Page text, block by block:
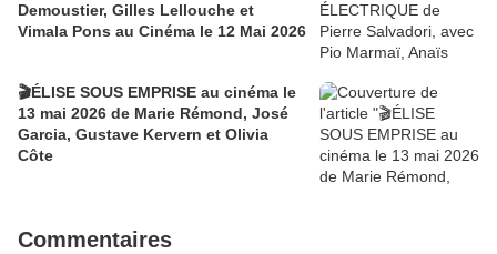
Demoustier, Gilles Lellouche et
Vimala Pons au Cinéma le 12 Mai 2026
🎬ÉLISE SOUS EMPRISE au cinéma le
13 mai 2026 de Marie Rémond, José
Garcia, Gustave Kervern et Olivia
Côte
Commentaires